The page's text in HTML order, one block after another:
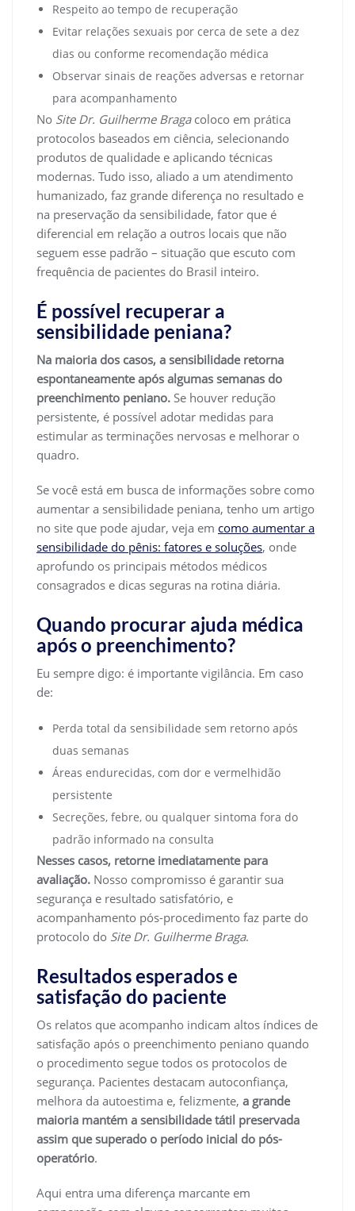
Respeito ao tempo de recuperação
Evitar relações sexuais por cerca de sete a dez
dias ou conforme recomendação médica
Observar sinais de reações adversas e retornar
para acompanhamento
No Site Dr. Guilherme Bragacoloco em prática
protocolos baseados em ciência, selecionando
produtos de qualidade e aplicando técnicas
modernas. Tudo isso, aliado a um atendimento
humanizado, faz grande diferença no resultado e
na preservação da sensibilidade, fator que é
diferencial em relação a outros locais que não
seguem esse padrão – situação que escuto com
frequência de pacientes do Brasil inteiro.
É possível recuperar a
sensibilidade peniana?
Na maioria dos casos, a sensibilidade retorna
espontaneamente após algumas semanas do
preenchimento peniano. Se houver redução
persistente, é possível adotar medidas para
estimular as terminações nervosas e melhorar o
quadro.
Se você está em busca de informações sobre como
aumentar a sensibilidade peniana, tenho um artigo
no site que pode ajudar, veja em como aumentar a
sensibilidade do pênis: fatores e soluções, onde
aprofundo os principais métodos médicos
consagrados e dicas seguras na rotina diária.
Quando procurar ajuda médica
após o preenchimento?
Eu sempre digo: é importante vigilância. Em caso
de:
Perda total da sensibilidade sem retorno após
duas semanas
Áreas endurecidas, com dor e vermelhidão
persistente
Secreções, febre, ou qualquer sintoma fora do
padrão informado na consulta
Nesses casos, retorne imediatamente para
avaliação. Nosso compromisso é garantir sua
segurança e resultado satisfatório, e
acompanhamento pós-procedimento faz parte do
protocolo do Site Dr. Guilherme Braga.
Resultados esperados e
satisfação do paciente
Os relatos que acompanho indicam altos índices de
satisfação após o preenchimento peniano quando
o procedimento segue todos os protocolos de
segurança. Pacientes destacam autoconfiança,
melhora da autoestima e, felizmente, a grande
maioria mantém a sensibilidade tátil preservada
assim que superado o período inicial do pós-
operatório.
Aqui entra uma diferença marcante em